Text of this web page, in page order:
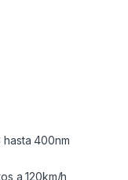
hasta 400nm
a 120km/h